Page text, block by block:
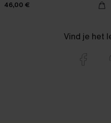
46,00 €
Vind je het